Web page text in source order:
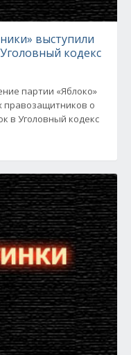
выступили
кодекс
партии «Яблоко»
правозащитников о
в Уголовный кодекс